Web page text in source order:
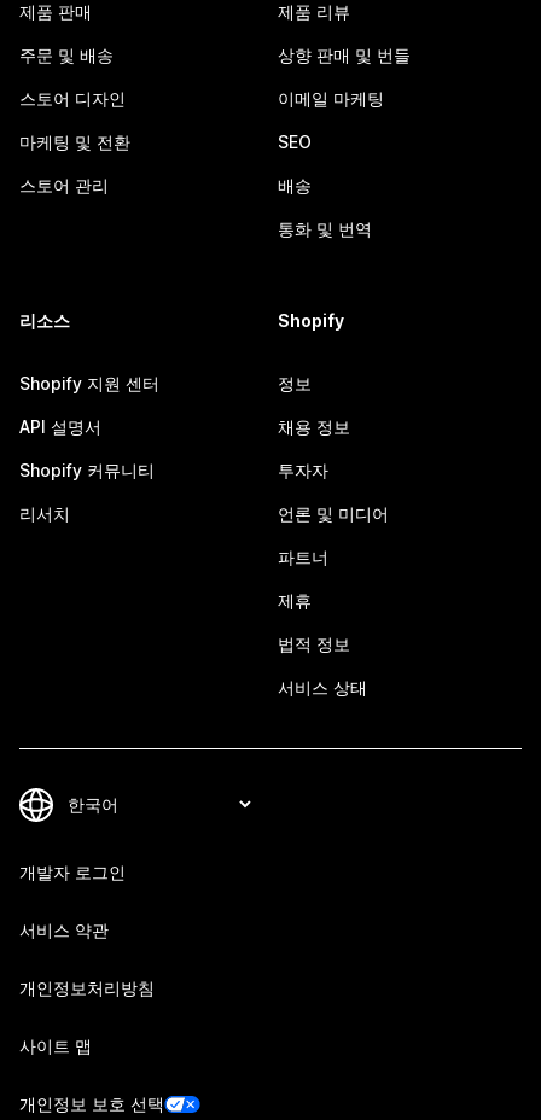
제품 판매
주문 및 배송
스토어 디자인
마케팅 및 전환
스토어 관리
제품 리뷰
상향 판매 및 번들
이메일 마케팅
SEO
배송
통화 및 번역
리소스
Shopify 지원 센터
API 설명서
Shopify 커뮤니티
리서치
Shopify
정보
채용 정보
투자자
언론 및 미디어
파트너
제휴
법적 정보
서비스 상태
개발자 로그인
서비스 약관
개인정보처리방침
사이트 맵
개인정보 보호 선택